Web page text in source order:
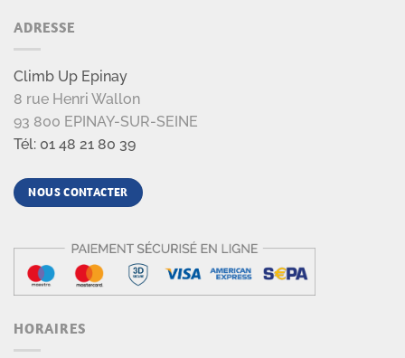
ADRESSE
Climb Up Epinay
8 rue Henri Wallon
93 800 EPINAY-SUR-SEINE
Tél: 01 48 21 80 39
NOUS CONTACTER
HORAIRES